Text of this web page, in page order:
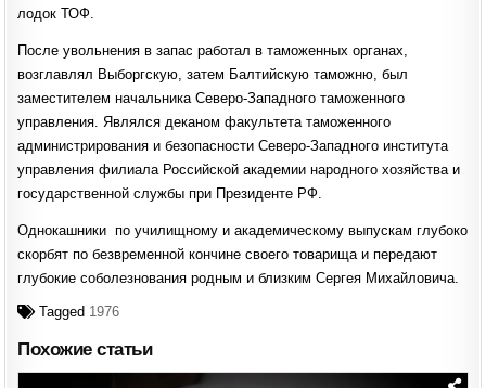
лодок ТОФ.
После увольнения в запас работал в таможенных органах,
возглавлял Выборгскую, затем Балтийскую таможню, был
заместителем начальника Северо-Западного таможенного
управления. Являлся деканом факультета таможенного
администрирования и безопасности Северо-Западного института
управления филиала Российской академии народного хозяйства и
государственной службы при Президенте РФ.
Однокашники по училищному и академическому выпускам глубоко
скорбят по безвременной кончине своего товарища и передают
глубокие соболезнования родным и близким Сергея Михайловича.
Tagged 1976
Похожие статьи